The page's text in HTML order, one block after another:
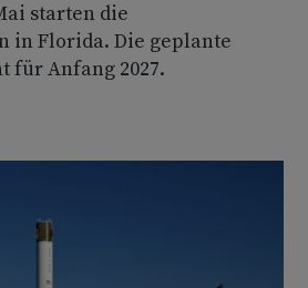
starten die
in Florida. Die geplante
für Anfang 2027.